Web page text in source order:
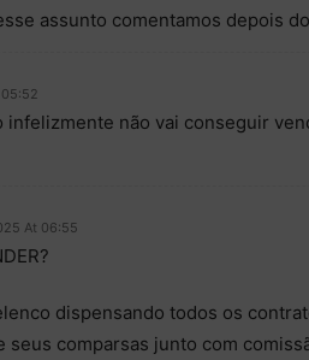
assunto comentamos depois
infelizmente não vai conseguir
At 06:55
dispensando todos os
seus comparsas junto com